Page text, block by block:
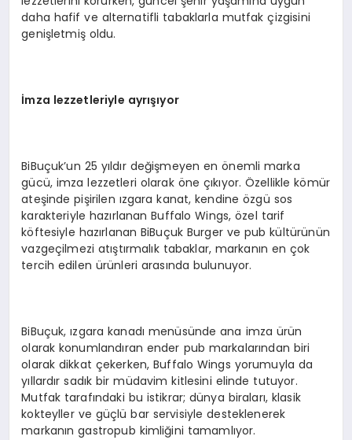
daha hafif ve alternatifli tabaklarla mutfak çizgisini
genişletmiş oldu.
İmza lezzetleriyle ayrışıyor
BiBuçuk’un 25 yıldır değişmeyen en önemli marka
gücü, imza lezzetleri olarak öne çıkıyor. Özellikle kömür
ateşinde pişirilen ızgara kanat, kendine özgü sos
karakteriyle hazırlanan Buffalo Wings, özel tarif
köftesiyle hazırlanan BiBuçuk Burger ve pub kültürünün
vazgeçilmezi atıştırmalık tabaklar, markanın en çok
tercih edilen ürünleri arasında bulunuyor.
BiBuçuk, ızgara kanadı menüsünde ana imza ürün
olarak konumlandıran ender pub markalarından biri
olarak dikkat çekerken, Buffalo Wings yorumuyla da
yıllardır sadık bir müdavim kitlesini elinde tutuyor.
Mutfak tarafındaki bu istikrar; dünya biraları, klasik
kokteyller ve güçlü bar servisiyle desteklenerek
markanın gastropub kimliğini tamamlıyor.